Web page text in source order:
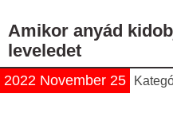
Amikor anyád
leveledet
2022 November 25